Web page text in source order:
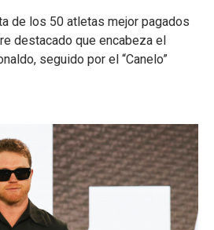
de los 50 atletas mejor pagados
destacado que encabeza el
seguido por el “Canelo”